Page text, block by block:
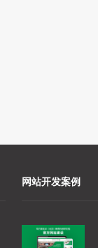
网站开发案例